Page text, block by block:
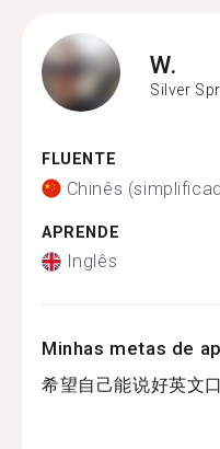
W.
Silver
FLUENTE
Chinês
APRENDE
Inglês
Minhas metas de
希望自己能说好英文